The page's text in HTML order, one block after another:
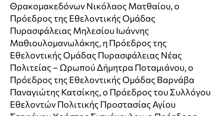
Θρακομακεδόνων Νικόλαος Ματθαίου, ο
Πρόεδρος της Εθελοντικής Ομάδας
Πυρασφάλειας Μηλεσίου Ιωάννης
Μαθιουλομανωλάκης, η Πρόεδρος της
Εθελοντικής Ομάδας Πυρασφάλειας Νέας
Πολιτείας – Ωρωπού Δήμητρα Ποταμιάνου, ο
Πρόεδρος της Εθελοντικής Ομάδας Βαρνάβα
Παναγιώτης Κατσίκης, ο Πρόεδρος του Συλλόγου
Εθελοντών Πολιτικής Προστασίας Αγίου